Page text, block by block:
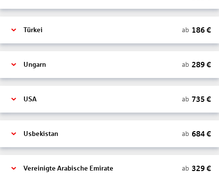
Türkei ab 186€
Ungarn ab 289€
USA ab 735 €
Usbekistan ab 684€
Vereinigte Arabische Emirate ab 329€